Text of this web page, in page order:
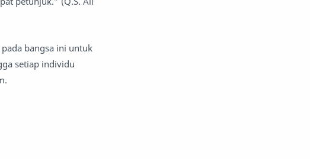
bangsa ini untuk
setiap individu